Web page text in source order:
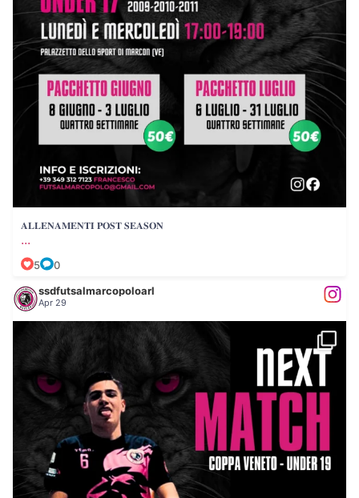
𝐀𝐋𝐋𝐄𝐍𝐀𝐌𝐄𝐍𝐓𝐈 𝐏𝐎𝐒𝐓 𝐒𝐄𝐀𝐒𝐎𝐍
...
5 0
ssdfutsalmarcopoloarl
Apr 29
𝐍𝐄𝐗𝐓 𝐌𝐀𝐓𝐂𝐇: 𝐔𝐍𝐃𝐄𝐑 𝟏𝟗 𝐞 𝐔𝐍𝐃𝐄𝐑